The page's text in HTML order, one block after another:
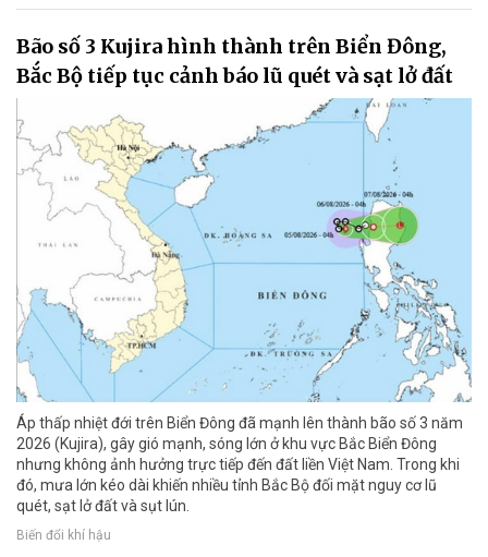
Bão số 3 Kujira hình thành trên Biển Đông,
Bắc Bộ tiếp tục cảnh báo lũ quét và sạt lở đất
Áp thấp nhiệt đới trên Biển Đông đã mạnh lên thành bão số 3 năm
2026 (Kujira), gây gió mạnh, sóng lớn ở khu vực Bắc Biển Đông
nhưng không ảnh hưởng trực tiếp đến đất liền Việt Nam. Trong khi
đó, mưa lớn kéo dài khiến nhiều tỉnh Bắc Bộ đối mặt nguy cơ lũ
quét, sạt lở đất và sụt lún.
Biến đổi khí hậu